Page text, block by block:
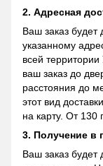
2. Адресная
Ваш заказ будет
указанному
всей
ваш заказ до
расстояния до
этот вид
на карту. От 130
3. Получение в
Ваш заказ